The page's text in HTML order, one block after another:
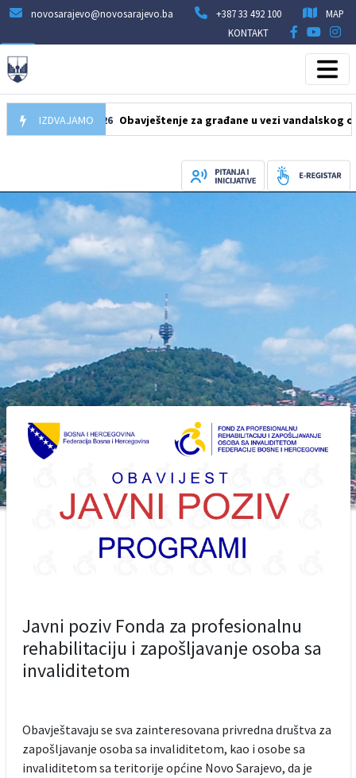
novosarajevo@novosarajevo.ba +387 33 492 100
MAP
KONTAKT
IZDVAJAMO
10.08.2026 Obavještenje za građane u vezi vandalskog
Javni poziv Fonda za profesionalnu
rehabilitaciju i zapošljavanje osoba sa
invaliditetom
Obavještavaju se sva zainteresovana privredna društva za
zapošljavanje osoba sa invaliditetom, kao i osobe sa
invaliditetom sa teritorije općine Novo Sarajevo, da je